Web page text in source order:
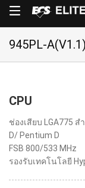
945PL-A(V1.1)
CPU
ช่องเสียบ LGA775
D/ Pentium D
FSB 800/533 MHz
รองรับเทคโนโลยี